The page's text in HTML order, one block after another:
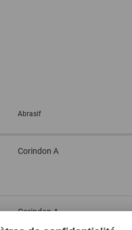
Abrasif
Corindon A
Corindon A